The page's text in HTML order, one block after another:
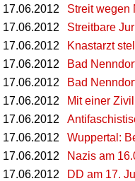
17.06.2012
Streit wegen
17.06.2012
Streitbare
17.06.2012
Knastarzt
17.06.2012
Bad
17.06.2012
Bad
17.06.2012
Mit einer
17.06.2012
17.06.2012
Wuppertal:
17.06.2012
Nazis am
17.06.2012
DD am 17.